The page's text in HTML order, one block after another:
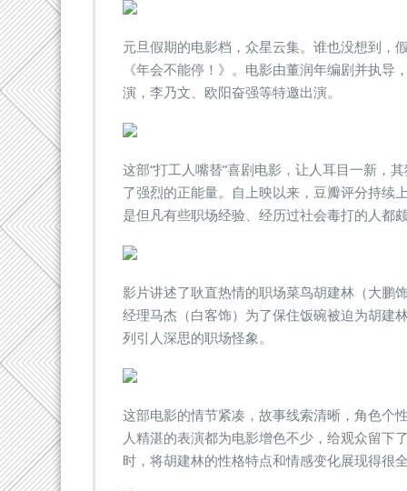
元旦假期的电影档，众星云集。谁也没想到，
《年会不能停！》。电影由董润年编剧并执
演，李乃文、欧阳奋强等特邀出演。
这部“打工人嘴替”喜剧电影，让人耳目一新，
了强烈的正能量。自上映以来，豆瓣评分持续
是但凡有些职场经验、经历过社会毒打的人都
影片讲述了耿直热情的职场菜鸟胡建林（大鹏
经理马杰（白客饰）为了保住饭碗被迫为胡建
列引人深思的职场怪象。
这部电影的情节紧凑，故事线索清晰，角色个
人精湛的表演都为电影增色不少，给观众留下
时，将胡建林的性格特点和情感变化展现得很